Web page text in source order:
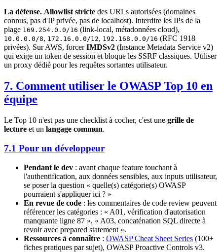
La défense. Allowlist stricte des URLs autorisées (domaines
connus, pas d'IP privée, pas de localhost). Interdire les IPs de la
plage 169.254.0.0/16 (link-local, métadonnées cloud),
10.0.0.0/8, 172.16.0.0/12, 192.168.0.0/16 (RFC 1918
privées). Sur AWS, forcerIMDSv2 (Instance Metadata Service v2)
qui exige un token de session et bloque les SSRF classiques. Utiliser
un proxy dédié pour les requêtes sortantes utilisateur.
7. Comment utiliser le OWASP Top 10 en
équipe
Le Top 10 n'est pas une checklist à cocher, c'est une grille de
lecture et un langage commun.
7.1 Pour un développeur
Pendant le dev : avant chaque feature touchant à
l'authentification, aux données sensibles, aux inputs utilisateur,
se poser la question « quelle(s) catégorie(s) OWASP
pourraient s'appliquer ici ? »
En revue de code : les commentaires de code review peuvent
référencer les catégories : « A01, vérification d'autorisation
manquante ligne 87 », « A03, concaténation SQL directe à
revoir avec prepared statement ».
Ressources à connaître : OWASP Cheat Sheet Series (100+
fiches pratiques par sujet), OWASP Proactive Controls v3.